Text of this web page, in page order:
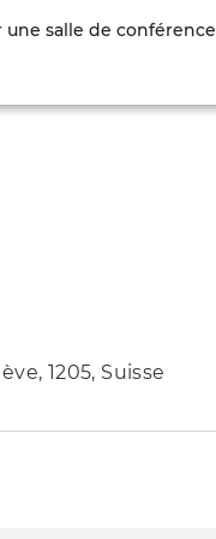
principal
une salle de conférence
1205, Suisse